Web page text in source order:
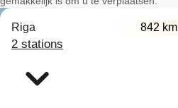
Riga 842 km
2 stations